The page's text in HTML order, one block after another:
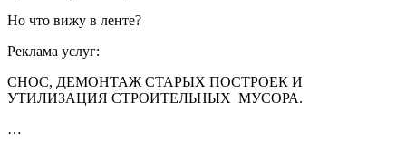
Но что вижу в ленте?
Реклама услуг:
СНОС, ДЕМОНТАЖ СТАРЫХ ПОСТРОЕК И
УТИЛИЗАЦИЯ СТРОИТЕЛЬНЫХ МУСОРА.
…